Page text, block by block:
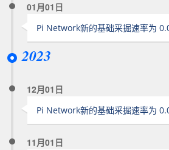
01月01日
Pi Network新的基础采掘速率为
2023
12月01日
Pi Network新的基础采掘速率为
11月01日